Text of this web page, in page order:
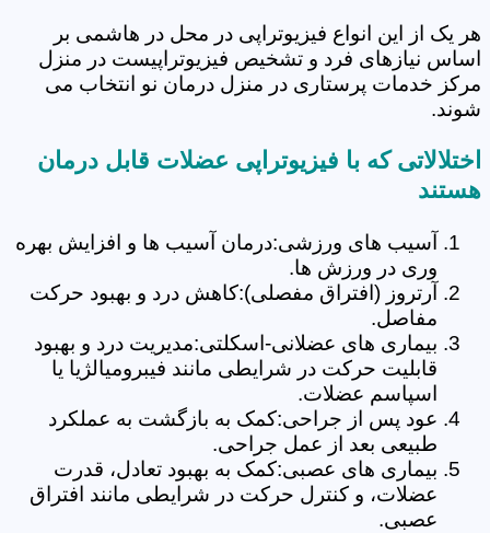
هر یک از این انواع فیزیوتراپی در محل در هاشمی بر
اساس نیازهای فرد و تشخیص فیزیوتراپیست در منزل
مرکز خدمات پرستاری در منزل درمان نو انتخاب می
شوند.
اختلالاتی که با فیزیوتراپی عضلات قابل درمان
هستند
آسیب های ورزشی:درمان آسیب ها و افزایش بهره
وری در ورزش ها.
آرتروز (افتراق مفصلی):کاهش درد و بهبود حرکت
مفاصل.
بیماری های عضلانی-اسکلتی:مدیریت درد و بهبود
قابلیت حرکت در شرایطی مانند فیبرومیالژیا یا
اسپاسم عضلات.
عود پس از جراحی:کمک به بازگشت به عملکرد
طبیعی بعد از عمل جراحی.
بیماری های عصبی:کمک به بهبود تعادل، قدرت
عضلات، و کنترل حرکت در شرایطی مانند افتراق
عصبی.